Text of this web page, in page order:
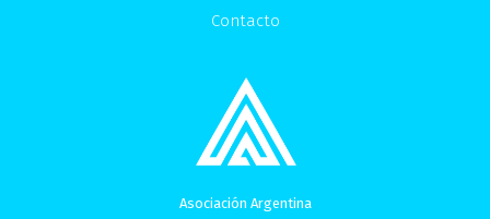
Contacto
Asociación Argentina